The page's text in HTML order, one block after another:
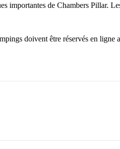
importantes de Chambers Pillar.
doivent être réservés en ligne